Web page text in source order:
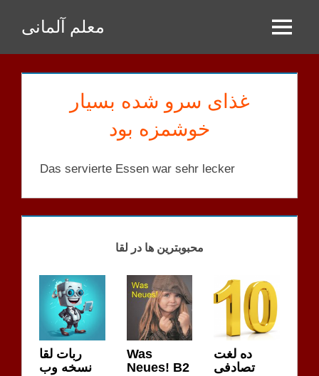
Inhalt
springen
معلم آلمانی Menu
غذای سرو شده بسیار
خوشمزه بود
Das servierte Essen war sehr lecker
محبوبترین ها در لقا
ربات لقا
نسخه وب
Was
Neues! B2
ده لغت
تصادفی